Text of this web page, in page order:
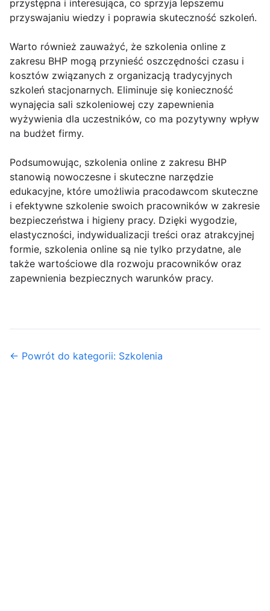
przystępna i interesująca, co sprzyja lepszemu
przyswajaniu wiedzy i poprawia skuteczność szkoleń.
Warto również zauważyć, że szkolenia online z
zakresu BHP mogą przynieść oszczędności czasu i
kosztów związanych z organizacją tradycyjnych
szkoleń stacjonarnych. Eliminuje się konieczność
wynajęcia sali szkoleniowej czy zapewnienia
wyżywienia dla uczestników, co ma pozytywny wpływ
na budżet firmy.
Podsumowując, szkolenia online z zakresu BHP
stanowią nowoczesne i skuteczne narzędzie
edukacyjne, które umożliwia pracodawcom skuteczne
i efektywne szkolenie swoich pracowników w zakresie
bezpieczeństwa i higieny pracy. Dzięki wygodzie,
elastyczności, indywidualizacji treści oraz atrakcyjnej
formie, szkolenia online są nie tylko przydatne, ale
także wartościowe dla rozwoju pracowników oraz
zapewnienia bezpiecznych warunków pracy.
← Powrót do kategorii: Szkolenia